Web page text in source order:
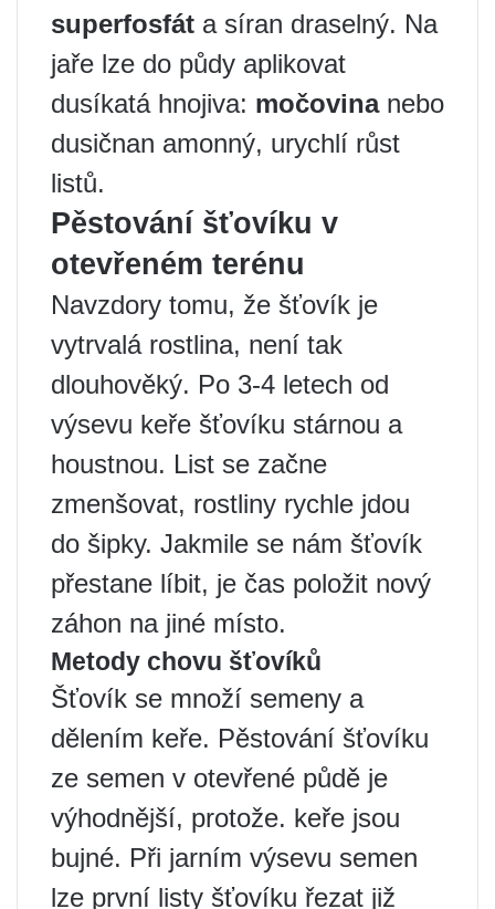
superfosfát a síran draselný. Na
jaře lze do půdy aplikovat
dusíkatá hnojiva: močovinanebo
dusičnan amonný, urychlí růst
listů.
Pěstování šťovíku v
otevřeném terénu
Navzdory tomu, že šťovík je
vytrvalá rostlina, není tak
dlouhověký. Po 3-4 letech od
výsevu keře šťovíku stárnou a
houstnou. List se začne
zmenšovat, rostliny rychle jdou
do šipky. Jakmile se nám šťovík
přestane líbit, je čas položit nový
záhon na jiné místo.
Metody chovu šťovíků
Šťovík se množí semeny a
dělením keře. Pěstování šťovíku
ze semen v otevřené půdě je
výhodnější, protože. keře jsou
bujné. Při jarním výsevu semen
lze první listy šťovíku řezat již